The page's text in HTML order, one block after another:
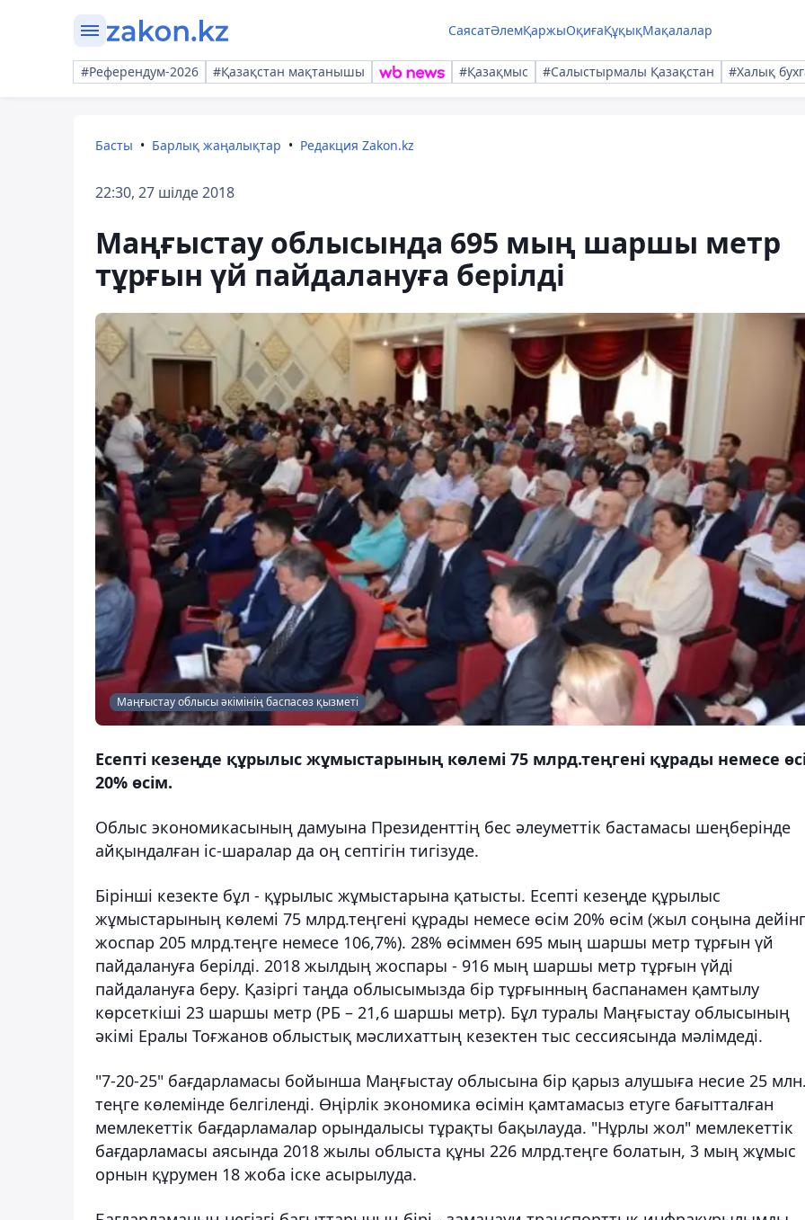
СаясатӘлемҚаржыОқиғаҚұқықМақалалар
#Референдум-2026 #Қазақстан мақтанышы #Қазақмыс #Салыстырмалы Қазақстан #Халық
Басты Барлық жаңалықтар Редакция Zakon.kz
22:30, 27 шілде 2018
Маңғыстау облысында 695 мың шаршы метр
тұрғын үй пайдалануға берілді
Маңғыстау облысы әкімінің баспасөз қызметі
Есепті кезеңде құрылыс жұмыстарының көлемі 75 млрд.теңгені құрады немесе
20% өсім.
Облыс экономикасының дамуына Президенттің бес әлеуметтік бастамасы шеңберінде
айқындалған іс-шаралар да оң септігін тигізуде.
Бірінші кезекте бұл - құрылыс жұмыстарына қатысты. Есепті кезеңде құрылыс
жұмыстарының көлемі 75 млрд.теңгені құрады немесе өсім 20% өсім (жыл соңына
жоспар 205 млрд.теңге немесе 106,7%). 28% өсіммен 695 мың шаршы метр тұрғын үй
пайдалануға берілді. 2018 жылдың жоспары - 916 мың шаршы метр тұрғын үйді
пайдалануға беру. Қазіргі таңда облысымызда бір тұрғынның баспанамен қамтылу
көрсеткіші 23 шаршы метр (РБ – 21,6 шаршы метр). Бұл туралы Маңғыстау облысының
әкімі Ералы Тоғжанов облыстық мәслихаттың кезектен тыс сессиясында мәлімдеді.
"7-20-25" бағдарламасы бойынша Маңғыстау облысына бір қарыз алушыға несие 25
теңге көлемінде белгіленді. Өңірлік экономика өсімін қамтамасыз етуге бағытталған
мемлекеттік бағдарламалар орындалысы тұрақты бақылауда. "Нұрлы жол" мемлекеттік
бағдарламасы аясында 2018 жылы облыста құны 226 млрд.теңге болатын, 3 мың жұмыс
орнын құрумен 18 жоба іске асырылуда.